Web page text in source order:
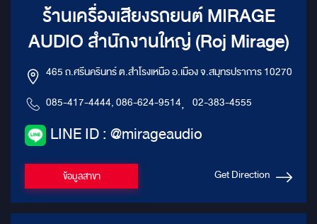
ร้านเครื่องเสียงรถยนต์ MIRAGE
AUDIO สำนักงานใหญ่ (Roj Mirage)
465 ถ.ศรีนครินทร์ ต.สำโรงเหนือ อ.เมือง จ.สมุทรปราการ 10270
085-417-4444, 086-624-9514, 02-383-4555
LINE ID : @mirageaudio
ข้อมูลสาขา Get Direction